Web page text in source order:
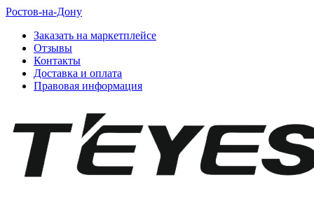
Ростов-на-Дону
Заказать на маркетплейсе
Отзывы
Контакты
Доставка и оплата
Правовая информация